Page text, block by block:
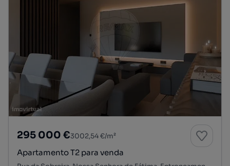
295 000 €3002,54 €/m²
Apartamento T2 para venda